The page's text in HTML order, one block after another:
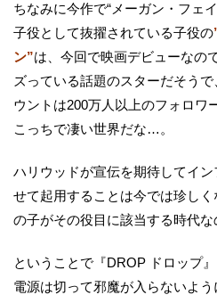
ちなみに今作で“メーガン・フェ
子役として抜擢されている子役の
ン”は、今回で映画デビューなの
ズっている話題のスターだそう
ウントは200万人以上のフォロワ
こっちで凄い世界だな…。
ハリウッドが宣伝を期待してイ
せて起用することは今では珍し
の子がその役目に該当する時代な
ということで『DROP ドロップ
電源は切って邪魔が入らないよう